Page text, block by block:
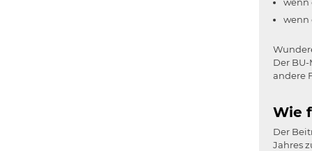
wenn
Der
andere
Wie
Der
Jahres